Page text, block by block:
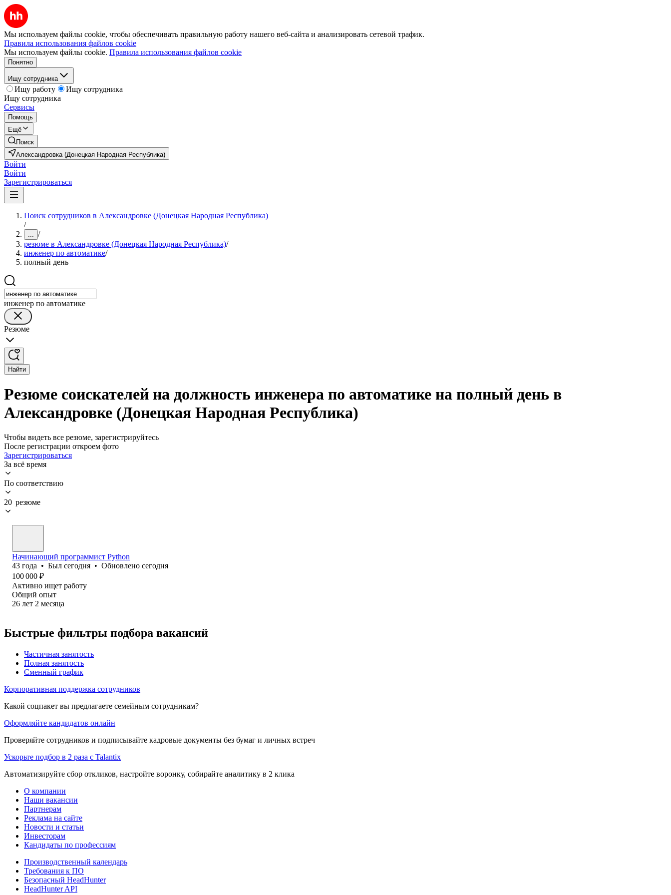
Мы используем файлы cookie, чтобы обеспечивать правильную работу нашего веб-сайта и анализировать сетевой трафик.
Правила использования файлов cookie
Мы используем файлы cookie. Правила использования файлов cookie
Понятно
Ищу сотрудника
Ищу работу
Ищу сотрудника
Ищу сотрудника
Сервисы
Помощь
Ещё
Поиск
Александровка (Донецкая Народная Республика)
Войти
Войти
Зарегистрироваться
Поиск сотрудников в Александровке (Донецкая Народная Республика)
/
... /
резюме в Александровке (Донецкая Народная Республика)/
инженер по автоматике/
полный день
инженер по автоматике
Резюме
Найти
Резюме соискателей на должность инженера по автоматике на полный день в
Александровке (Донецкая Народная Республика)
Чтобы видеть все резюме, зарегистрируйтесь
После регистрации откроем фото
Зарегистрироваться
За всё время
По соответствию
20 резюме
Начинающий программист Python
43 года • Был сегодня • Обновлено сегодня
100 000 ₽
Активно ищет работу
Общий опыт
26 лет 2 месяца
Быстрые фильтры подбора вакансий
Частичная занятость
Полная занятость
Сменный график
Корпоративная поддержка сотрудников
Какой соцпакет вы предлагаете семейным сотрудникам?
Оформляйте кандидатов онлайн
Проверяйте сотрудников и подписывайте кадровые документы без бумаг и личных встреч
Ускорьте подбор в 2 раза с Talantix
Автоматизируйте сбор откликов, настройте воронку, собирайте аналитику в 2 клика
О компании
Наши вакансии
Партнерам
Реклама на сайте
Новости и статьи
Инвесторам
Кандидаты по профессиям
Производственный календарь
Требования к ПО
Безопасный HeadHunter
HeadHunter API